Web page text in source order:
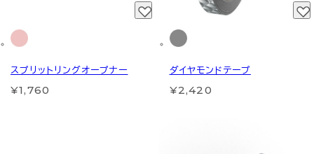
スプリットリングオープナー
¥1,760
ダイヤモンドテープ
¥2,420